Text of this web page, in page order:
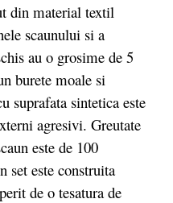
din material textil
scaunului si a
au o grosime de 5
burete moale si
suprafata sintetica este
agresivi. Greutate
este de 100
set este construita
de o tesatura de